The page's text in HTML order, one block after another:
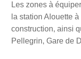
Les zones à
la station Alouette
construction, ainsi
Pellegrin, Gare de